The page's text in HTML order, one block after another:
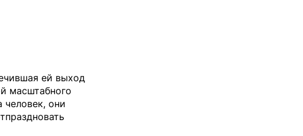
ей выход
масштабного
они